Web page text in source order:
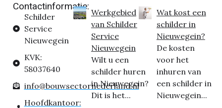
Contactinformatie:
Schilder
Service
Nieuwegein
KVK:
58037640
info@bouwsectornederland.nl
Hoofdkantoor:
Werkgebied
van Schilder
Service
Nieuwegein
Wilt u een
schilder huren
in Nieuwegein?
Dit is het...
Wat kost een
schilder in
Nieuwegein?
De kosten
voor het
inhuren van
een schilder in
Nieuwegein...